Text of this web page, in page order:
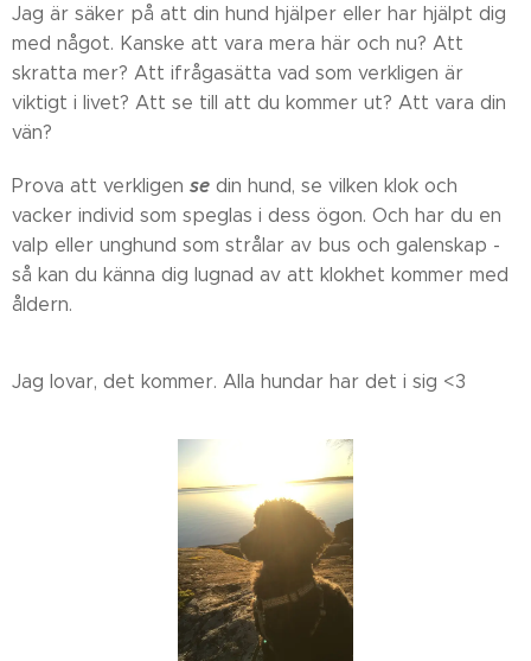
Jag är säker på att din hund hjälper eller har hjälpt dig
med något. Kanske att vara mera här och nu? Att
skratta mer? Att ifrågasätta vad som verkligen är
viktigt i livet? Att se till att du kommer ut? Att vara din
vän?
Prova att verkligen se din hund, se vilken klok och
vacker individ som speglas i dess ögon. Och har du en
valp eller unghund som strålar av bus och galenskap -
så kan du känna dig lugnad av att klokhet kommer med
åldern.
Jag lovar, det kommer. Alla hundar har det i sig <3